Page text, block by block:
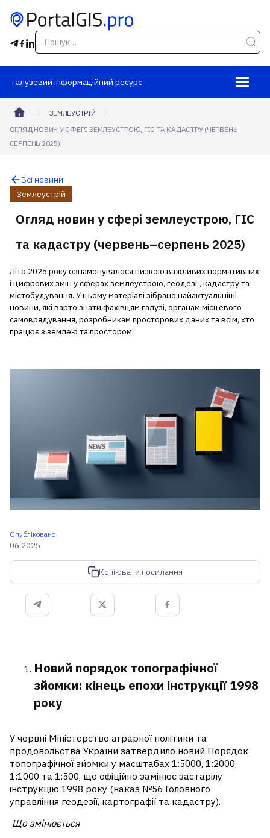
галузевий інформаційний ресурс
ЗЕМЛЕУСТРІЙ
ОГЛЯД НОВИН У СФЕРІ ЗЕМЛЕУСТРОЮ, ГІС ТА КАДАСТРУ (ЧЕРВЕНЬ–
СЕРПЕНЬ 2025)
Всі новини
Землеустрій
Огляд новин у сфері землеустрою, ГІС
та кадастру (червень–серпень 2025)
Літо 2025 року ознаменувалося низкою важливих нормативних
і цифрових змін у сферах землеустрою, геодезії, кадастру та
містобудування. У цьому матеріалі зібрано найактуальніші
новини, які варто знати фахівцям галузі, органам місцевого
самоврядування, розробникам просторових даних та всім, хто
працює з землею та простором.
Опубліковано
06 2025
Копіювати посилання
Новий порядок топографічної
зйомки: кінець епохи інструкції 1998
року
У червні Міністерство аграрної політики та
продовольства України затвердило новий Порядок
топографічної зйомки у масштабах 1:5000, 1:2000,
1:1000 та 1:500, що офіційно замінює застарілу
інструкцію 1998 року (наказ №56 Головного
управління геодезії, картографії та кадастру).
Що змінюється